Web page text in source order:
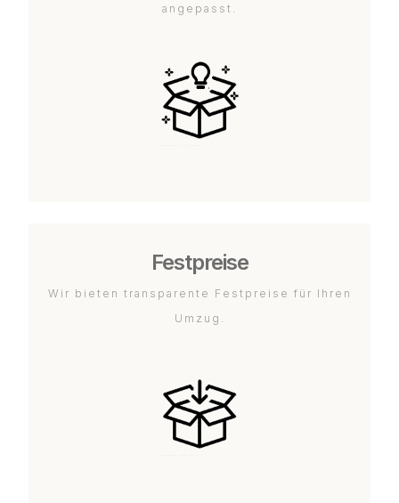
angepasst.
Festpreise
Wir bieten transparente Festpreise für Ihren
Umzug.